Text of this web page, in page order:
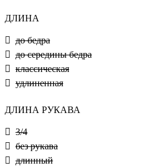
ДЛИНА
до бедра
до середины бедра
классическая
удлиненная
ДЛИНА РУКАВА
3/4
без рукава
длинный